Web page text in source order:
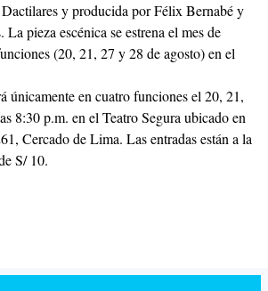
y producida por Félix Bernabé y
pieza escénica se estrena el mes de
(20, 21, 27 y 28 de agosto) en el
únicamente en cuatro funciones el 20, 21,
8:30 p.m. en el Teatro Segura ubicado en
Cercado de Lima. Las entradas están a la
S/ 10.